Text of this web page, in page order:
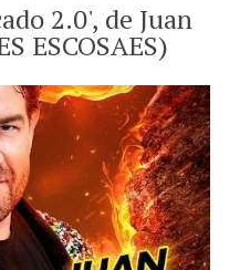
2.0', de Juan
ESCOSAES)